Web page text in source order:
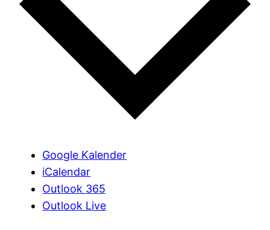
Google Kalender
iCalendar
Outlook 365
Outlook Live